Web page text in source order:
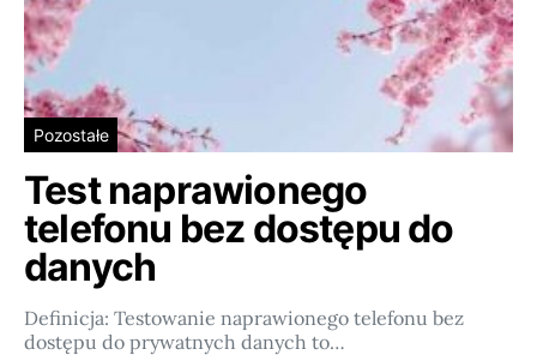
Pozostałe
Test naprawionego
telefonu bez dostępu do
danych
Definicja: Testowanie naprawionego telefonu bez
dostępu do prywatnych danych to…